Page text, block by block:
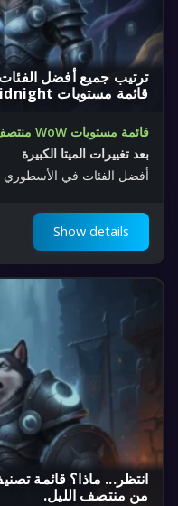
ترتيب جميع أفضل الفئات
قائمة مستويات WoW Midnight.
قائمة مستويات WoW منتصف الليل
بعد تغييرات الميتا الكبيرة
أفضل الفئات في
Show details
انتظر... ماذا؟ قائمة
من منتصف الليل.